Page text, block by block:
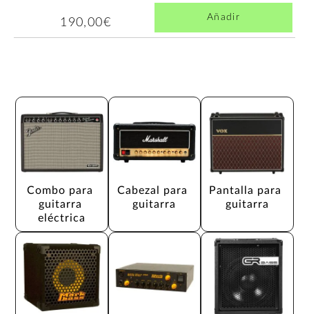
190,00€ Añadir
Combo para
guitarra
eléctrica
Cabezal para
guitarra
Pantalla para
guitarra